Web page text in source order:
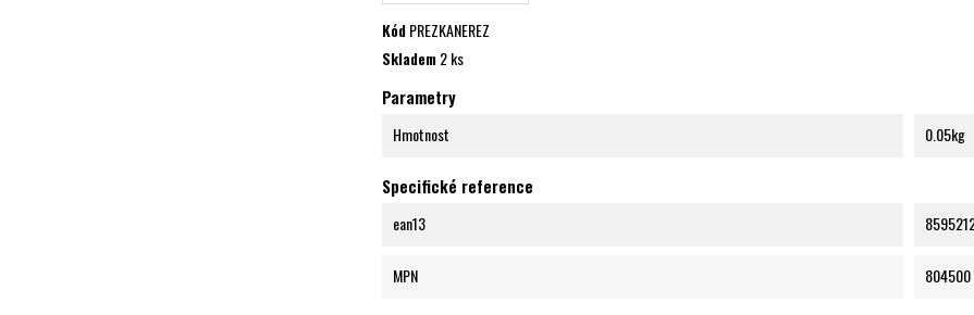
KódPREZKANEREZ
Skladem2 ks
Parametry
Hmotnost 0.05kg
Specifické reference
ean13
MPN 804500